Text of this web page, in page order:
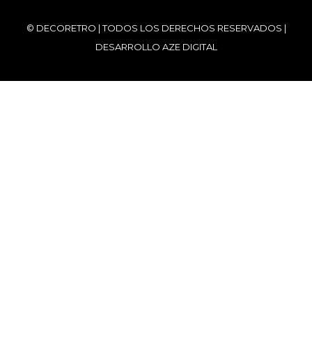
© DECORETRO | TODOS LOS DERECHOS RESERVADOS |
DESARROLLO AZE DIGITAL